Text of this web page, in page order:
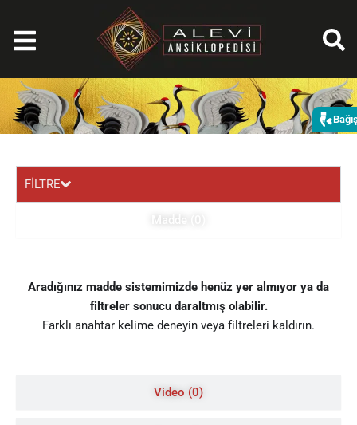
atla
FİLTRE
Madde (0)
Video (0)
Aradığınız madde sistemimizde henüz yer almıyor ya da
filtreler sonucu daraltmış olabilir.
Farklı anahtar kelime deneyin veya filtreleri kaldırın.